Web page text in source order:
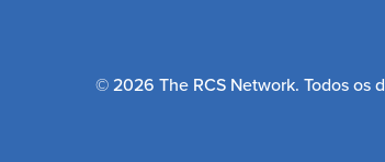
© 2026 The RCS Network. Todos os